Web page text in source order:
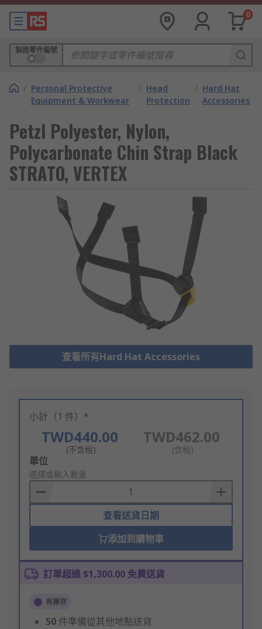
0
製造零件編號
/ Personal Protective
Equipment & Workwear
/ Head
Protection
/ Hard Hat
Accessories
Petzl Polyester, Nylon,
Polycarbonate Chin Strap Black
STRATO, VERTEX
查看所有Hard Hat Accessories
小計（1 件）*
TWD440.00
(不含稅)
TWD462.00
(含稅)
Add
to
Basket
單位
選擇或輸入數量
查看送貨日期
添加到購物車
訂單超過 $1,300.00 免費送貨
有庫存
50 件準備從其他地點送貨